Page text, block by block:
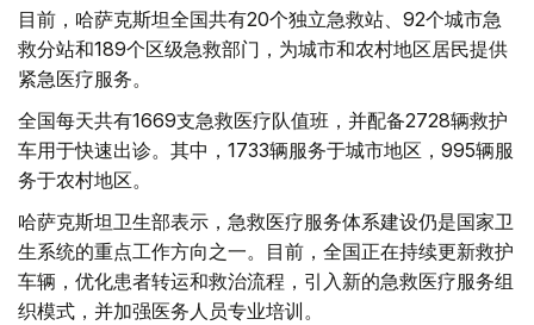
目前，哈萨克斯坦全国共有20个独立急救站、92个城市急
救分站和189个区级急救部门，为城市和农村地区居民提供
紧急医疗服务。
全国每天共有1669支急救医疗队值班，并配备2728辆救护
车用于快速出诊。其中，1733辆服务于城市地区，995辆服
务于农村地区。
哈萨克斯坦卫生部表示，急救医疗服务体系建设仍是国家卫
生系统的重点工作方向之一。目前，全国正在持续更新救护
车辆，优化患者转运和救治流程，引入新的急救医疗服务组
织模式，并加强医务人员专业培训。